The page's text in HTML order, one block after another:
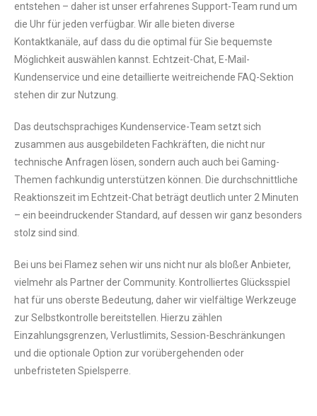
entstehen – daher ist unser erfahrenes Support-Team rund um
die Uhr für jeden verfügbar. Wir alle bieten diverse
Kontaktkanäle, auf dass du die optimal für Sie bequemste
Möglichkeit auswählen kannst. Echtzeit-Chat, E-Mail-
Kundenservice und eine detaillierte weitreichende FAQ-Sektion
stehen dir zur Nutzung.
Das deutschsprachiges Kundenservice-Team setzt sich
zusammen aus ausgebildeten Fachkräften, die nicht nur
technische Anfragen lösen, sondern auch auch bei Gaming-
Themen fachkundig unterstützen können. Die durchschnittliche
Reaktionszeit im Echtzeit-Chat beträgt deutlich unter 2 Minuten
– ein beeindruckender Standard, auf dessen wir ganz besonders
stolz sind sind.
Bei uns bei Flamez sehen wir uns nicht nur als bloßer Anbieter,
vielmehr als Partner der Community. Kontrolliertes Glücksspiel
hat für uns oberste Bedeutung, daher wir vielfältige Werkzeuge
zur Selbstkontrolle bereitstellen. Hierzu zählen
Einzahlungsgrenzen, Verlustlimits, Session-Beschränkungen
und die optionale Option zur vorübergehenden oder
unbefristeten Spielsperre.